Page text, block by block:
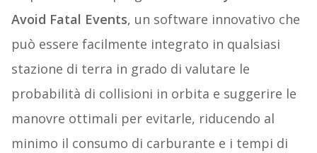
Avoid Fatal Events, un software innovativo che
può essere facilmente integrato in qualsiasi
stazione di terra in grado di valutare le
probabilità di collisioni in orbita e suggerire le
manovre ottimali per evitarle, riducendo al
minimo il consumo di carburante e i tempi di